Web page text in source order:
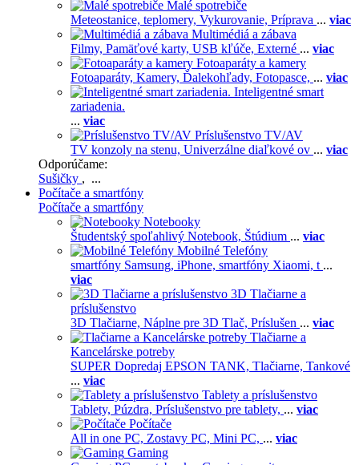
Malé spotrebiče
Meteostanice, teplomery, Vykurovanie, Príprava ... viac
Multimédiá a zábava
Filmy, Pamäťové karty, USB kľúče, Externé ... viac
Fotoaparáty a kamery
Fotoaparáty, Kamery, Ďalekohľady, Fotopasce, ... viac
Inteligentné smart
zariadenia.
... viac
Príslušenstvo TV/AV
TV konzoly na stenu, Univerzálne diaľkové ov ... viac
Odporúčame:
Sušičky , ...
Počítače a smartfóny
Počítače a smartfóny
Notebooky
Študentský spoľahlivý Notebook, Štúdium ... viac
Mobilné Telefóny
smartfóny Samsung, iPhone, smartfóny Xiaomi, t ...
viac
3D Tlačiarne a
príslušenstvo
3D Tlačiarne, Náplne pre 3D Tlač, Príslušen ... viac
Tlačiarne a
Kancelárske potreby
SUPER Dopredaj EPSON TANK, Tlačiarne, Tankové
... viac
Tablety a príslušenstvo
Tablety, Púzdra, Príslušenstvo pre tablety, ... viac
Počítače
All in one PC, Zostavy PC, Mini PC, ... viac
Gaming